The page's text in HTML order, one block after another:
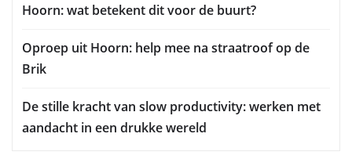
Hoorn: wat betekent dit voor de buurt?
Oproep uit Hoorn: help mee na straatroof op de
Brik
De stille kracht van slow productivity: werken met
aandacht in een drukke wereld